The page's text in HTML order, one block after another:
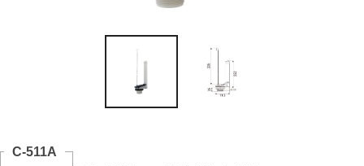
C-511A